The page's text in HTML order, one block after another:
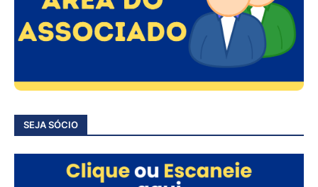
SEJA SÓCIO